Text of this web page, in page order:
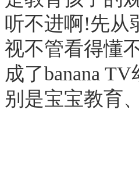
听不进啊!先从
视不管看得懂
成了banana
别是宝宝教育